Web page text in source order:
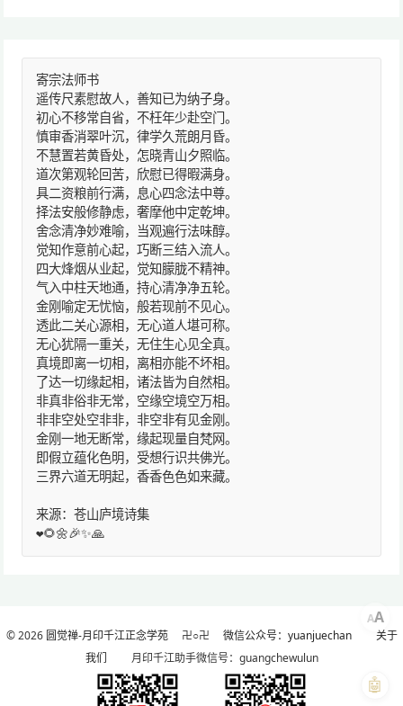
寄宗法师书
遥传尺素慰故人，善知已为纳子身。
初心不移常自省，不枉年少赴空门。
慎审香消翠叶沉，律学久荒朗月昏。
不慧置若黄昏处，怎晓青山夕照临。
道次第观轮回苦，欣慰已得暇满身。
具二资粮前行满，息心四念法中尊。
择法安般修静虑，奢摩他中定乾坤。
舍念清净妙难喻，当观遍行法味醇。
觉知作意前心起，巧断三结入流人。
四大烽烟从业起，觉知朦胧不精神。
气入中柱天地通，持心清净净五轮。
金刚喻定无忧恼，般若现前不见心。
透此二关心源相，无心道人堪可称。
无心犹隔一重关，无住生心见全真。
真境即离一切相，离相亦能不坏相。
了达一切缘起相，诸法皆为自然相。
非真非俗非无常，空缘空境空万相。
非非空处空非非，非空非有见金刚。
金刚一地无断常，缘起现量自梵网。
即假立蕴化色明，受想行识共佛光。
三界六道无明起，香香色色如来藏。
来源：苍山庐境诗集
❤️🌻🌼🎉✨🙏
© 2026 圆觉禅-月印千江正念学苑卍○卍 微信公众号：yuanjuechan
关于
我们 月印千江助手微信号：guangchewulun
AA
🤖